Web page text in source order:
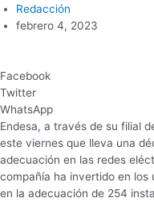
Redacción
febrero 4, 2023
Facebook
Twitter
WhatsApp
Endesa, a través de su filial
este viernes que lleva una
adecuación en las redes
compañía ha invertido en
en la adecuación de 254